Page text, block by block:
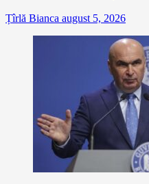
Țîrlă Bianca august 5, 2026